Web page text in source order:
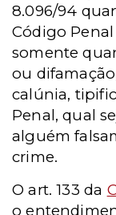
8.096/94
Código
somente
ou
calúnia,
Penal, qual
alguém
crime.
O art. 133 da
o